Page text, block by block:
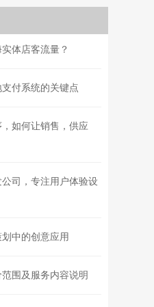
体店客流量？
付系统的关键点
，如何让销售，供应
公司，专注用户体验设
中的创意应用
围及服务内容说明